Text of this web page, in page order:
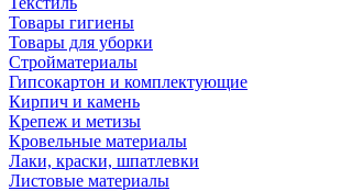
Товары гигиены
Товары для уборки
Стройматериалы
Гипсокартон и комплектующие
Кирпич и камень
Крепеж и метизы
Кровельные материалы
Лаки, краски, шпатлевки
Листовые материалы